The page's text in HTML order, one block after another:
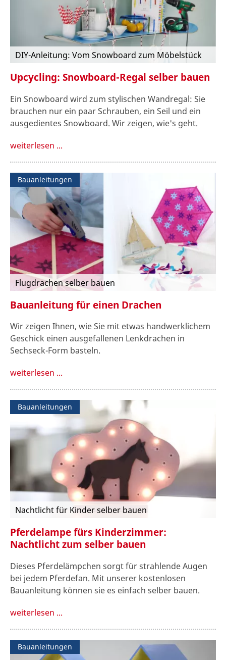
DIY-Anleitung: Vom Snowboard zum Möbelstück
Upcycling: Snowboard-Regal selber bauen
Ein Snowboard wird zum stylischen Wandregal: Sie
brauchen nur ein paar Schrauben, ein Seil und ein
ausgedientes Snowboard. Wir zeigen, wie's geht.
weiterlesen ...
Bauanleitungen
Flugdrachen selber bauen
Bauanleitung für einen Drachen
Wir zeigen Ihnen, wie Sie mit etwas handwerklichem
Geschick einen ausgefallenen Lenkdrachen in
Sechseck-Form basteln.
weiterlesen ...
Bauanleitungen
Nachtlicht für Kinder selber bauen
Pferdelampe fürs Kinderzimmer:
Nachtlicht zum selber bauen
Dieses Pferdelämpchen sorgt für strahlende Augen
bei jedem Pferdefan. Mit unserer kostenlosen
Bauanleitung können sie es einfach selber bauen.
weiterlesen ...
Bauanleitungen